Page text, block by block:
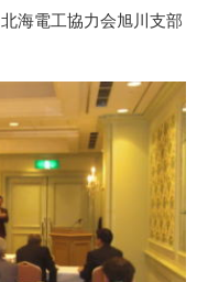
北海電工協力会旭川支部